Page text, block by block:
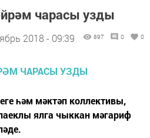
чарасы узды
2018 - 09:39 897 0 0
һәм мәктәп коллективы,
ялга чыккан мәгариф